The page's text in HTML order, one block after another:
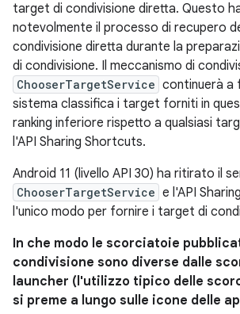
target di condivisione diretta. Questo
notevolmente il processo di recupero
condivisione diretta durante la
di condivisione. Il meccanismo di
ChooserTargetService continuerà a
sistema classifica i target forniti in
ranking inferiore rispetto a qualsiasi
l'API Sharing Shortcuts.
Android 11 (livello API 30) ha ritirato il
ChooserTargetService e l'API
l'unico modo per fornire i target di
In che modo le scorciatoie
condivisione sono diverse dalle
launcher (l'utilizzo tipico delle
si preme a lungo sulle icone delle